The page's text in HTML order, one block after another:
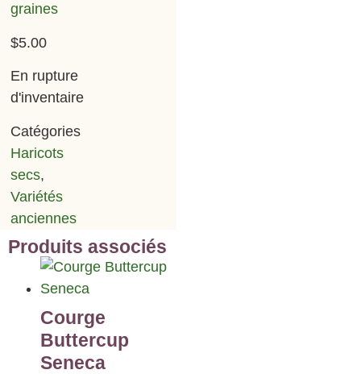
graines
$5.00
En rupture
d'inventaire
Catégories
Haricots
secs,
Variétés
anciennes
Produits associés
Courge
Buttercup
Seneca